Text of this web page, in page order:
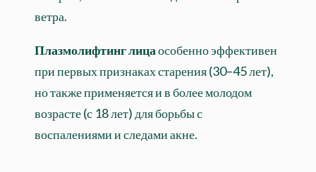
ветра.
Плазмолифтинг лицаособенно эффективен
при первых признаках старения (30–45 лет),
но также применяется и в более молодом
возрасте (с 18 лет) для борьбы с
воспалениями и следами акне.